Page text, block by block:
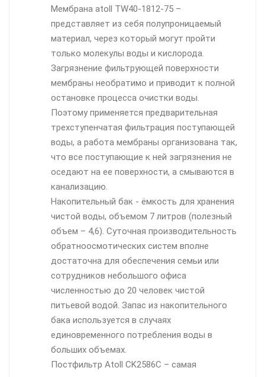
Мембрана atoll TW40-1812-75 –
представляет из себя полупроницаемый
материал, через который могут пройти
только молекулы воды и кислорода.
Загрязнение фильтрующей поверхности
мембраны необратимо и приводит к полной
остановке процесса очистки воды.
Поэтому применяется предварительная
трехступенчатая фильтрация поступающей
воды, а работа мембраны организована так,
что все поступающие к ней загрязнения не
оседают на ее поверхности, а смываются в
канализацию.
Накопительный бак - ёмкость для хранения
чистой воды, объемом 7 литров (полезный
объем – 4,6). Суточная производительность
обратноосмотических систем вполне
достаточна для обеспечения семьи или
сотрудников небольшого офиса
численностью до 20 человек чистой
питьевой водой. Запас из накопительного
бака используется в случаях
единовременного потребления воды в
больших объемах.
Постфильтр Atoll CK2586C – самая